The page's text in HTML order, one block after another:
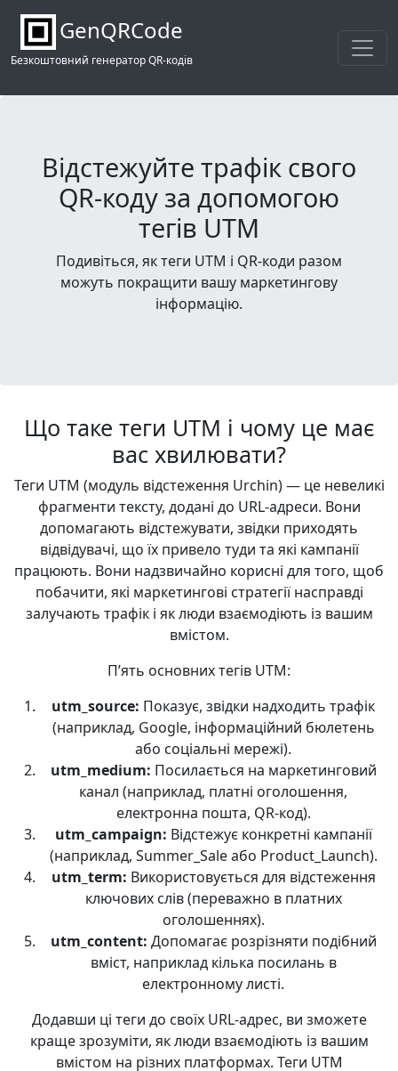
GenQRCode
Безкоштовний генератор QR-кодів
Відстежуйте трафік свого
QR-коду за допомогою
тегів UTM
Подивіться, як теги UTM і QR-коди разом
можуть покращити вашу маркетингову
інформацію.
Що таке теги UTM і чому це має
вас хвилювати?
Теги UTM (модуль відстеження Urchin) — це невеликі
фрагменти тексту, додані до URL-адреси. Вони
допомагають відстежувати, звідки приходять
відвідувачі, що їх привело туди та які кампанії
працюють. Вони надзвичайно корисні для того, щоб
побачити, які маркетингові стратегії насправді
залучають трафік і як люди взаємодіють із вашим
вмістом.
П’ять основних тегів UTM:
utm_source: Показує, звідки надходить трафік
(наприклад, Google, інформаційний бюлетень
або соціальні мережі).
utm_medium: Посилається на маркетинговий
канал (наприклад, платні оголошення,
електронна пошта, QR-код).
utm_campaign: Відстежує конкретні кампанії
(наприклад, Summer_Sale або Product_Launch).
utm_term: Використовується для відстеження
ключових слів (переважно в платних
оголошеннях).
utm_content: Допомагає розрізняти подібний
вміст, наприклад кілька посилань в
електронному листі.
Додавши ці теги до своїх URL-адрес, ви зможете
краще зрозуміти, як люди взаємодіють із вашим
вмістом на різних платформах. Теги UTM